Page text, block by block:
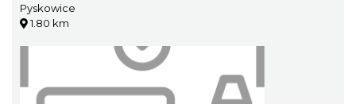
Pyskowice
1.80 km